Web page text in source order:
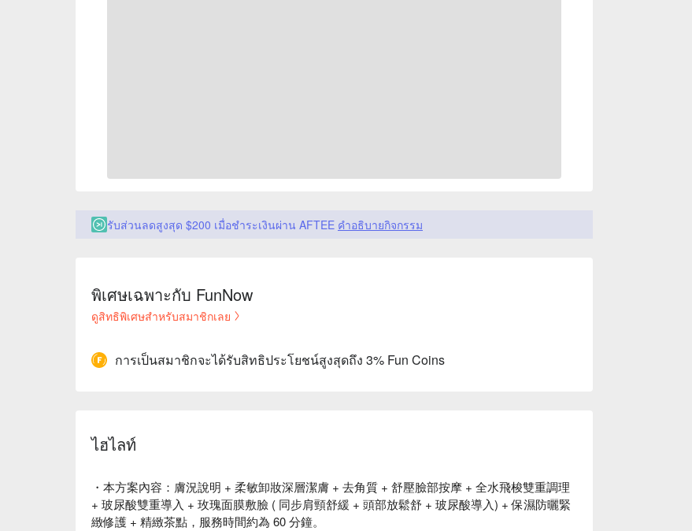
รับส่วนลดสูงสุด $200 เมื่อชำระเงินผ่าน AFTEE คำอธิบายกิจกรรม
พิเศษเฉพาะกับ FunNow
ดูสิทธิพิเศษสำหรับสมาชิกเลย
การเป็นสมาชิกจะได้รับสิทธิประโยชน์สูงสุดถึง 3% Fun Coins
ไฮไลท์
・本方案內容：膚況說明 + 柔敏卸妝深層潔膚 + 去角質 + 舒壓臉部按摩 + 全水飛梭雙重調理
+ 玻尿酸雙重導入 + 玫瑰面膜敷臉 ( 同步肩頸舒緩 + 頭部放鬆舒 + 玻尿酸導入) + 保濕防曬緊
緻修護 + 精緻茶點，服務時間約為 60 分鐘。